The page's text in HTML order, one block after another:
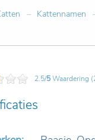
Kattennamen
2.5/5Waardering